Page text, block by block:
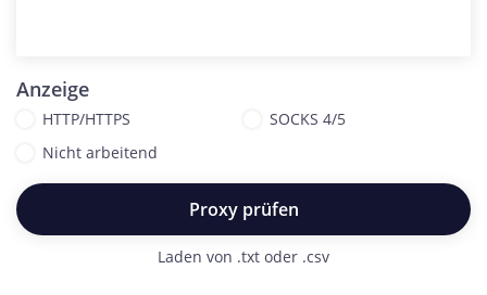
Anzeige
HTTP/HTTPS
SOCKS 4/5
Nicht arbeitend
Proxy prüfen
Laden von .txt oder .csv